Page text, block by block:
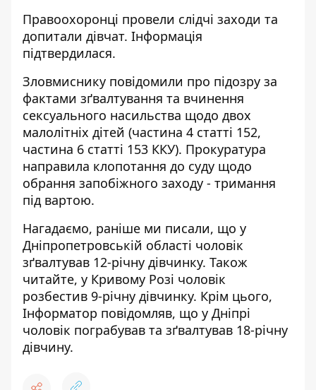
Правоохоронці провели слідчі заходи та
допитали дівчат. Інформація
підтвердилася.
Зловмиснику повідомили про підозру за
фактами зґвалтування та вчинення
сексуального насильства щодо двох
малолітніх дітей (частина 4 статті 152,
частина 6 статті 153 ККУ). Прокуратура
направила клопотання до суду щодо
обрання запобіжного заходу - тримання
під вартою.
Нагадаємо, раніше ми писали, що у
Дніпропетровській області чоловік
зґвалтував 12-річну дівчинку. Також
читайте, у Кривому Розі чоловік
розбестив 9-річну дівчинку. Крім цього,
Інформатор повідомляв, що у Дніпрі
чоловік пограбував та зґвалтував 18-річну
дівчину.